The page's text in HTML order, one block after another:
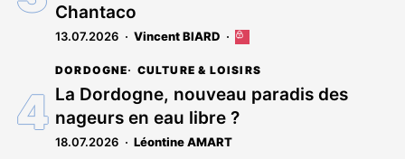
Chantaco
13.07.2026 Vincent BIARD
Cet
est
réservé
aux
abonnés
DORDOGNE CULTURE & LOISIRS
La Dordogne, nouveau paradis des
nageurs en eau libre ?
18.07.2026 Léontine AMART